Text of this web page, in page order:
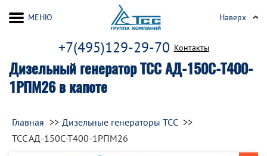
Дизельный генератор ТСС АД-150С-Т400-
1РПМ26 в капоте
+7(495)129-29-70 Контакты
МЕНЮ Наверх
Главная
Дизельные генераторы ТСС
ТСС АД-150С-Т400-1РПМ26